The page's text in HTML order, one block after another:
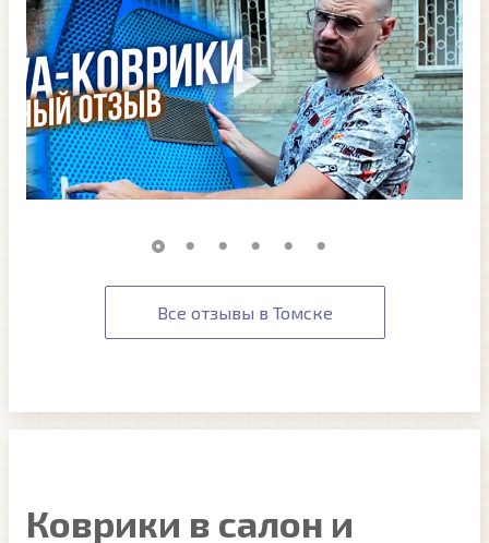
Все отзывы в Томске
Коврики в салон и